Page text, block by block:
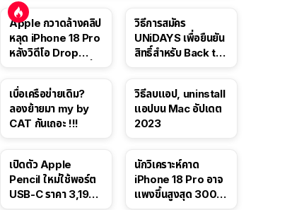
Apple กวาดล้างคลิป
หลุด iPhone 18 Pro
หลังวิดีโอ Drop
วิธีการสมัคร
UNiDAYS เพื่อยืนยัน
สิทธิ์สำหรับ Back to
เบื่อเครือข่ายเดิม?
ลองย้ายมา my by
CAT กันเถอะ !!!
วิธีลบแอป, uninstall
แอปบน Mac อัปเดต
2023
เปิดตัว Apple
Pencil ใหม่ใช้พอร์ต
USB-C ราคา 3,190
นักวิเคราะห์คาด
iPhone 18 Pro อาจ
แพงขึ้นสูงสุด 300